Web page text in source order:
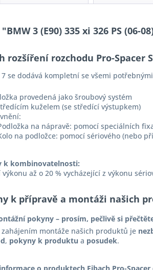
3 (E90) 335 xi 326 PS
rozšíření rozchodu Pro-Spacer
7 se dodává kompletní se všemi
provedená jako šroubový systém
kuželem (se středící výstupkem)
na nápravě: pomocí speciálních
na podložce: pomocí sériového (nebo
k kombinovatelnosti:
výkonu až o 20 % vycházející z výkonu
k přípravě a montáži našich
pokyny – prosím, pečlivě si
zahájením montáže našich produktů je
, pokyny k produktu a posudek.